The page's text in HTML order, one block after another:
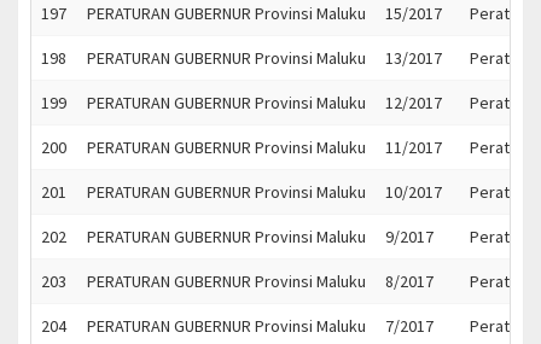
197 PERATURAN GUBERNUR Provinsi Maluku 15/2017 Peraturan
198 PERATURAN GUBERNUR Provinsi Maluku 13/2017 Peraturan
199 PERATURAN GUBERNUR Provinsi Maluku 12/2017 Peraturan
200 PERATURAN GUBERNUR Provinsi Maluku 11/2017 Peraturan
201 PERATURAN GUBERNUR Provinsi Maluku 10/2017 Peraturan
202 PERATURAN GUBERNUR Provinsi Maluku 9/2017 Peraturan
203 PERATURAN GUBERNUR Provinsi Maluku 8/2017 Peraturan
204 PERATURAN GUBERNUR Provinsi Maluku 7/2017 Peraturan